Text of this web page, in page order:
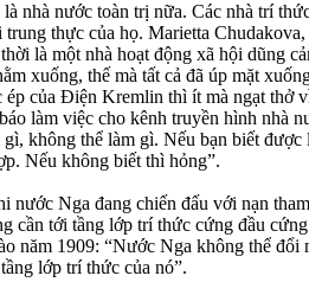
nhà nước toàn trị nữa. Các nhà trí
trung thực của họ. Marietta
là một nhà hoạt động xã hội dũng
xuống, thế mà tất cả đã úp mặt
ép của Điện Kremlin thì ít mà ngạt thở
làm việc cho kênh truyền hình nhà
không thể làm gì. Nếu bạn biết
Nếu không biết thì hỏng”.
nước Nga đang chiến đấu với nạn
cần tới tầng lớp trí thức cứng đầu
năm 1909: “Nước Nga không thể đổi
lớp trí thức của nó”.